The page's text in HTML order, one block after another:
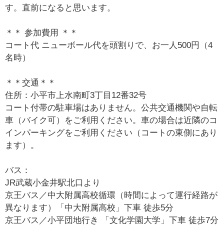
す。直前になると思います。
＊＊ 参加費用 ＊＊
コート代 ニューボール代を頭割りで、お一人500円（4
名時）
＊＊交通＊＊
住所：小平市上水南町3丁目12番32号
コート付帯の駐車場はありません。公共交通機関や自転
車（バイク可）をご利用ください。車の場合は近隣のコ
インパーキングをご利用ください（コートの東側にあり
ます）。
バス：
JR武蔵小金井駅北口より
京王バス／中大附属高校循環（時間によって運行経路が
異なります）「中大附属高校」下車 徒歩5分
京王バス／小平団地行き 「文化学園大学」下車 徒歩7分